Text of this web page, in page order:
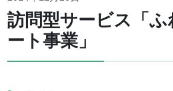
訪問型サービス「
ート事業」